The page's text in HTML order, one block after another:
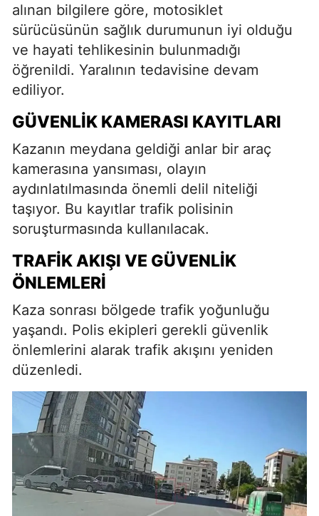
alınan bilgilere göre, motosiklet
sürücüsünün sağlık durumunun iyi olduğu
ve hayati tehlikesinin bulunmadığı
öğrenildi. Yaralının tedavisine devam
ediliyor.
GÜVENLIK KAMERASI KAYITLARI
Kazanın meydana geldiği anlar bir araç
kamerasına yansıması, olayın
aydınlatılmasında önemli delil niteliği
taşıyor. Bu kayıtlar trafik polisinin
soruşturmasında kullanılacak.
TRAFIK AKIŞI VE GÜVENLIK
ÖNLEMLERI
Kaza sonrası bölgede trafik yoğunluğu
yaşandı. Polis ekipleri gerekli güvenlik
önlemlerini alarak trafik akışını yeniden
düzenledi.